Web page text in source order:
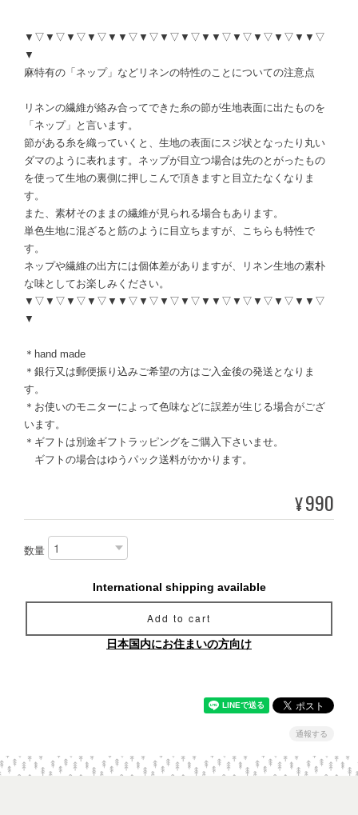
▼▽▼▽▼▽▼▽▼▼▽▼▽▼▽▼▽▼▼▽▼▽▼▽▼▽▼▼▽
▼
麻特有の「ネップ」などリネンの特性のことについての注意点
リネンの繊維が絡み合ってできた糸の節が生地表面に出たものを
「ネップ」と言います。
節がある糸を織っていくと、生地の表面にスジ状となったり丸い
ダマのように表れます。ネップが目立つ場合は先のとがったもの
を使って生地の裏側に押しこんで頂きますと目立たなくなりま
す。
また、素材そのままの繊維が見られる場合もあります。
単色生地に混ざると筋のように目立ちますが、こちらも特性で
す。
ネップや繊維の出方には個体差がありますが、リネン生地の素朴
な味としてお楽しみください。
▼▽▼▽▼▽▼▽▼▼▽▼▽▼▽▼▽▼▼▽▼▽▼▽▼▽▼▼▽
▼
＊hand made
＊銀行又は郵便振り込みご希望の方はご入金後の発送となりま
す。
＊お使いのモニターによって色味などに誤差が生じる場合がござ
います。
＊ギフトは別途ギフトラッピングをご購入下さいませ。
ギフトの場合はゆうパック送料がかかります。
¥990
数量
International shipping available
Add to cart
日本国内にお住まいの方向け
通報する